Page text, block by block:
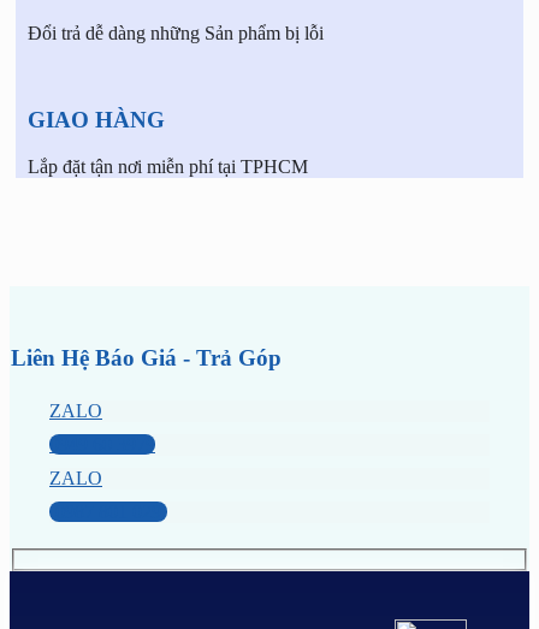
Đổi trả dễ dàng những Sản phẩm bị lỗi
GIAO HÀNG
Lắp đặt tận nơi miễn phí tại TPHCM
Liên Hệ Báo Giá - Trả Góp
ZALO
0949 60 3979
ZALO